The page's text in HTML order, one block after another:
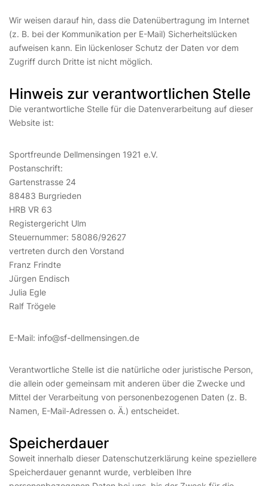
Wir weisen darauf hin, dass die Datenübertragung im Internet
(z. B. bei der Kommunikation per E-Mail) Sicherheitslücken
aufweisen kann. Ein lückenloser Schutz der Daten vor dem
Zugriff durch Dritte ist nicht möglich.
Hinweis zur verantwortlichen Stelle
Die verantwortliche Stelle für die Datenverarbeitung auf dieser
Website ist:
Sportfreunde Dellmensingen 1921 e.V.
Postanschrift:
Gartenstrasse 24
88483 Burgrieden
HRB VR 63
Registergericht Ulm
Steuernummer: 58086/92627
vertreten durch den Vorstand
Franz Frindte
Jürgen Endisch
Julia Egle
Ralf Trögele
E-Mail: info@sf-dellmensingen.de
Verantwortliche Stelle ist die natürliche oder juristische Person,
die allein oder gemeinsam mit anderen über die Zwecke und
Mittel der Verarbeitung von personenbezogenen Daten (z. B.
Namen, E-Mail-Adressen o. Ä.) entscheidet.
Speicherdauer
Soweit innerhalb dieser Datenschutzerklärung keine speziellere
Speicherdauer genannt wurde, verbleiben Ihre